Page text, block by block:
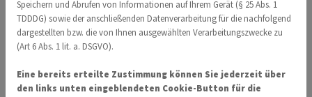
Die Haltestelle ist
direkt am
Speichern und Abrufen von Informationen auf Ihrem Gerät (§ 25 Abs. 1
TDDDG) sowie der anschließenden Datenverarbeitung für die nachfolgend
dargestellten bzw. die von Ihnen ausgewählten Verarbeitungszwecke zu
(Art 6 Abs. 1 lit. a. DSGVO).
Eine bereits erteilte Zustimmung können Sie jederzeit über
den links unten eingeblendeten Cookie-Button für die